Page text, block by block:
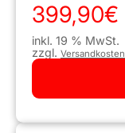
399,90€
inkl. 19 % MwSt.
zzgl. Versandkosten